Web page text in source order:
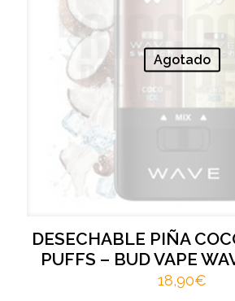
Agotado
DESECHABLE PIÑA
PUFFS – BUD VAPE
18,90€